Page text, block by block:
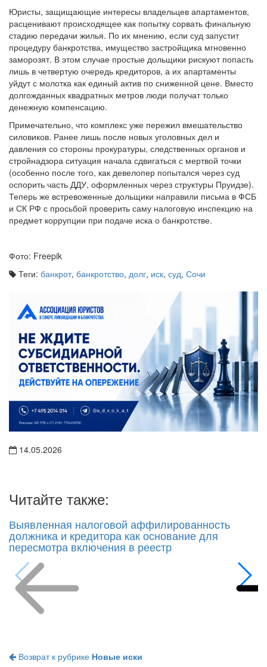
Юристы, защищающие интересы владельцев апартаментов,
расценивают происходящее как попытку сорвать финальную
стадию передачи жилья. По их мнению, если суд запустит
процедуру банкротства, имущество застройщика мгновенно
заморозят. В этом случае простые дольщики рискуют попасть
лишь в четвертую очередь кредиторов, а их апартаменты
уйдут с молотка как единый актив по сниженной цене. Вместо
долгожданных квадратных метров люди получат только
денежную компенсацию.
Примечательно, что комплекс уже пережил вмешательство
силовиков. Ранее лишь после новых уголовных дел и
давления со стороны прокуратуры, следственных органов и
стройнадзора ситуация начала сдвигаться с мертвой точки
(особенно после того, как девелопер попытался через суд
оспорить часть ДДУ, оформленных через структуры Пруидзе).
Теперь же встревоженные дольщики направили письма в ФСБ
и СК РФ с просьбой проверить саму налоговую инспекцию на
предмет коррупции при подаче иска о банкротстве.
Фото: Freepik
Теги: банкрот, банкротство, долг, иск, суд, Сочи
14.05.2026
Читайте также:
Выявленная налоговой аффилированность
должника и кредитора как основание для
пересмотра включения в реестр
Возврат к рубрике Новые иски